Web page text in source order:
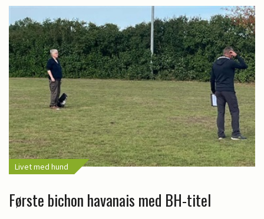
Livet med hund
Første bichon havanais med BH-titel